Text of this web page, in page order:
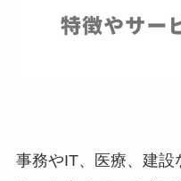
事務やIT、医療、建設